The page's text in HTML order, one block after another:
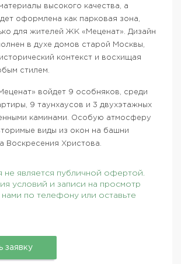
высокого качества, а
оформлена как парковая зона,
для жителей ЖК «Меценат». Дизайн
в духе домов старой Москвы,
контекст и восхищая
стилем.
войдет 9 особняков, среди
9 таунхаусов и 3 двухэтажных
каминами. Особую атмосферу
виды из окон на башни
Воскресения Христова.
не является публичной офертой.
условий и записи на просмотр
нами по телефону или оставьте
заявку